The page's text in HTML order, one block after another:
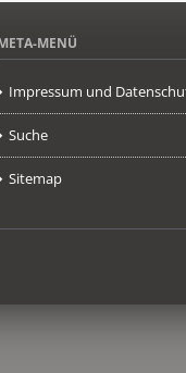
MENÜ
Impressum und
Suche
Sitemap